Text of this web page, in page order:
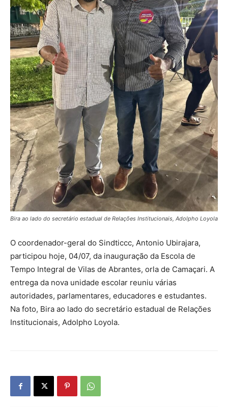
Bira ao lado do secretário estadual de Relações Institucionais, Adolpho Loyola
O coordenador-geral do Sindticcc, Antonio Ubirajara,
participou hoje, 04/07, da inauguração da Escola de
Tempo Integral de Vilas de Abrantes, orla de Camaçari. A
entrega da nova unidade escolar reuniu várias
autoridades, parlamentares, educadores e estudantes.
Na foto, Bira ao lado do secretário estadual de Relações
Institucionais, Adolpho Loyola.